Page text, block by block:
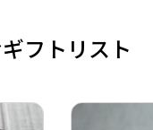
フトリスト